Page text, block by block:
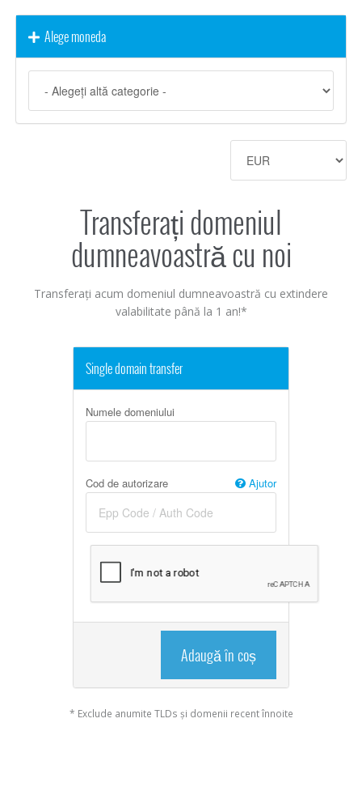
Alege moneda
Transferați domeniul
dumneavoastră cu noi
Transferați acum domeniul dumneavoastră cu extindere
valabilitate până la 1 an!*
Single domain transfer
Numele domeniului
Cod de autorizare Ajutor
Adaugă în coș
* Exclude anumite TLDs și domenii recent înnoite